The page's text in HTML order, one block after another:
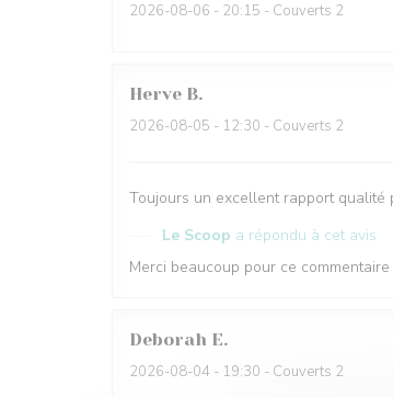
2026-08-06 - 20:15 - Couverts 2
Herve B
2026-08-05 - 12:30 - Couverts 2
Toujours un excellent rapport qualité
Le Scoop a répondu à cet avis
Merci beaucoup pour ce
Deborah E
2026-08-04 - 19:30 - Couverts 2